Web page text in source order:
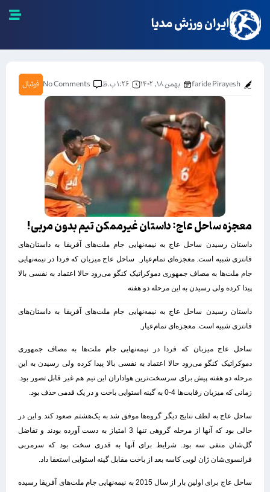
ایران ورزش مدیا
faride Pirayesh بهمن ۱۸, ۱۴۰۲ ۱:۲۶ ب.ظ No Comments فوتبال
معجزه ساحل‌ عاج: داستان غیرممکن تیم بدون مربی!‏
داستان رسیدن ساحل عاج به نیمه‌نهایی جام ملت‌های آفریقا به ‏داستان‌های
فانتزی شبیه است. معجزه‌ای تمام‌عیار. ‏ ساحل عاج میزبان که فردا در نیمه‌نهایی
جام ملت‌ها به مصاف جمهوری دموکراتیک کنگو ‏می‌رود حالا اعتماد به نفسی بالا
پیدا کرده ولی رسیدن به این مرحله دو هفته
داستان رسیدن ساحل عاج به نیمه‌نهایی جام ملت‌های آفریقا به ‏داستان‌های
فانتزی شبیه است. معجزه‌ای تمام‌عیار. ‏
ساحل عاج میزبان که فردا در نیمه‌نهایی جام ملت‌ها به مصاف جمهوری
دموکراتیک کنگو ‏می‌رود حالا اعتماد به نفسی بالا پیدا کرده ولی رسیدن به این
مرحله دو هفته پیش برای ‏سرسخت‌ترین هواداران این تیم هم غیر قابل تصور بود.
زمانی که میزبان رقابت‌ها 4-0 به ‏گینه استوایی باخت و در یک قدمی حذف بود. ‏
ساحل عاج به لطف نتایج دیگر گروه‌ها موفق شد به یک‌هشتم صعود کند و این در
حالی ‏بود که آنها از مرحله گروهی تنها 3 امتیاز به دست آورده بودند و تفاضل
گل‌شان منفی ‏سه بود. شرایط برای آنها به قدری سخت بود که سرمربی
فرانسوی‌شان ژان لویی کاسه ‏بعد از باخت مقابل گینه استوایی استعفا داد. ‏
ساحل عاج برای اولین بار از سال 2015 به نیمه‌نهایی جام ملت‌های آفریقا رسیده